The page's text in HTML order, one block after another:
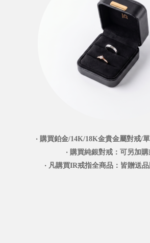
‧ 購買鉑金/14K/18K金貴金屬對戒/
‧ 購買純銀對戒：可另加
‧ 凡購買IR戒指全商品：皆贈送